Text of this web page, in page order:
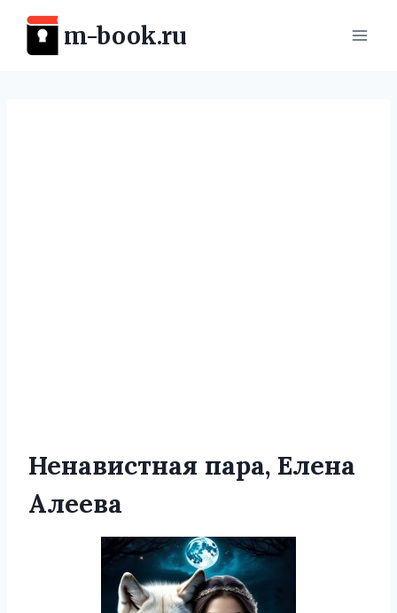
Перейти
содержимому
m-book.ru
Ненавистная пара, Елена
Алеева